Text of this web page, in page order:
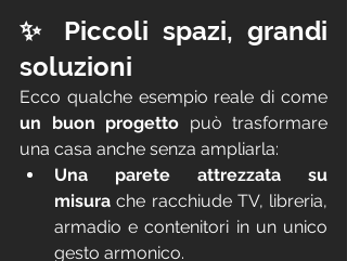
✨ Piccoli spazi, grandi
soluzioni
un buon progetto può trasformare
una casa anche senza ampliarla:
Una parete attrezzata su
misura che racchiude TV, libreria,
armadio e contenitori in un unico
gesto armonico.